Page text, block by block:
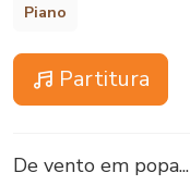
Piano
Partitura
De vento em popa...